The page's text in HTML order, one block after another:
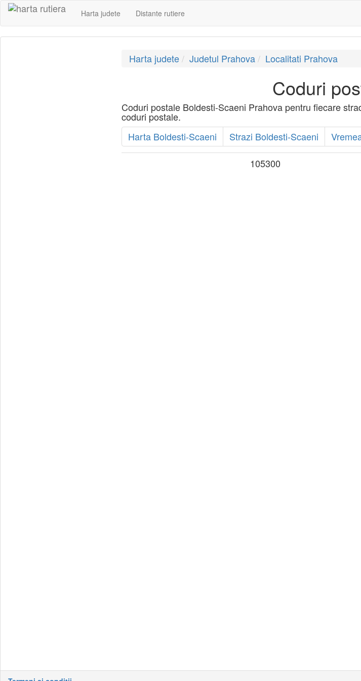
Harta judete Distante rutiere
Harta judete Judetul Prahova Localitati Prahova
Coduri
Coduri postale Boldesti-Scaeni Prahova pentru fiecare
coduri postale.
Harta Boldesti-Scaeni
Strazi Boldesti-Scaeni
105300